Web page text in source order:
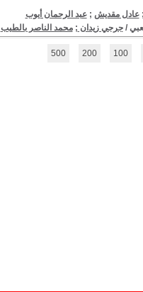
;عادل مقديش ;عبد الرحمان أيوب
/جرجي زيدان ;محمد الناصر بالطيب
100
200
500